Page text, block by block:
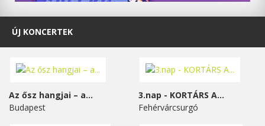
ÚJ KONCERTEK
Az ősz hangjai – a...
Budapest
3.nap - KORTÁRS A...
Fehérvárcsurgó